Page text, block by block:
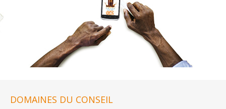
DOMAINES DU CONSEIL